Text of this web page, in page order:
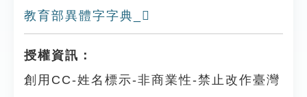
教育部異體字字典_𡗝
授權資訊：
創用CC-姓名標示-非商業性-禁止改作臺灣